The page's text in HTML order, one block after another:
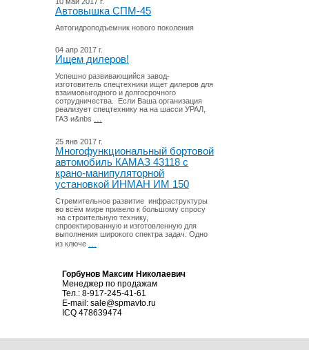
Автовышка СПМ-45
Автогидроподъемник нового поколения
04 апр 2017 г.
Ищем дилеров!
Успешно развивающийся завод-
изготовитель спецтехники ищет дилеров для
взаимовыгодного и долгосрочного
сотрудничества. Если Ваша организация
реализует спецтехнику на на шасси УРАЛ,
ГАЗ и&nbs ...
25 янв 2017 г.
Многофункциональный бортовой
автомобиль КАМАЗ 43118 с
крано-манипуляторной
установкой ИНМАН ИМ 150
Стремительное развитие инфраструктуры
во всём мире привело к большому спросу
на строительную технику,
спроектированную и изготовленную для
выполнения широкого спектра задач. Одно
из ключе ...
Горбунов Максим Николаевич
Менеджер по продажам
Тел.: 8-917-245-41-61
E-mail: sale@spmavto.ru
ICQ 478639474